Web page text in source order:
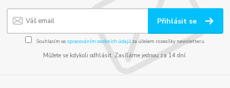
Přihlásit se
Souhlasím se zpracováním osobních údajůza účelem rozesílky newsletteru.
Můžete se kdykoli odhlásit. Zasíláme jednou za 14 dní.